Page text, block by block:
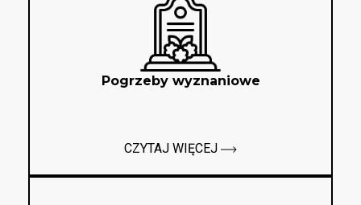
Pogrzeby wyznaniowe
CZYTAJ WIĘCEJ